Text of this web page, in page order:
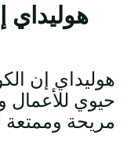
هوليداي
هوليداي إن
حيوي للأعمال
مريحة وممتعة